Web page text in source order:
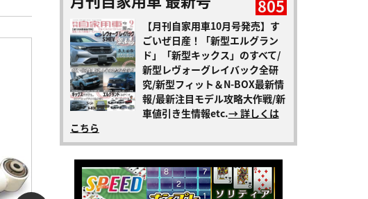
805
【月刊自家用車10月号発売】す
ごいぜ日産！「新型エルグラン
ド」「新型キックス」のすべて/
新型レヴォーグレイバック全研
究/新型フィット＆N-BOX最新情
報/最新注目モデル攻略大作戦/新
車値引き生情報etc.→ 詳しくは
こちら